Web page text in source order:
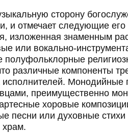
сторону
и отмечает следующие
изложенная знаменным
или вокально-
полуфольклорные
различные компоненты
исполнителей. Монодийные
преимущественно
хоровые
песни или духовные
храм.